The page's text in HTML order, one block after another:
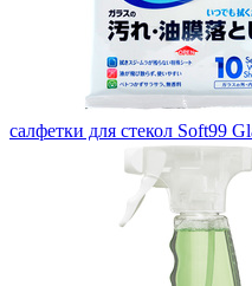
салфетки для стекол Soft99